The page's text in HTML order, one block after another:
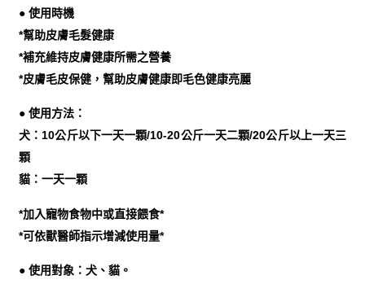
● 使用時機
*幫助皮膚毛髮健康
*補充維持皮膚健康所需之營養
*皮膚毛皮保健，幫助皮膚健康即毛色健康亮麗
● 使用方法：
犬：10公斤以下一天一顆/10-20公斤一天二顆/20公斤以上一天三
顆
貓：一天一顆
*加入寵物食物中或直接餵食*
*可依獸醫師指示增減使用量*
● 使用對象：犬、貓。